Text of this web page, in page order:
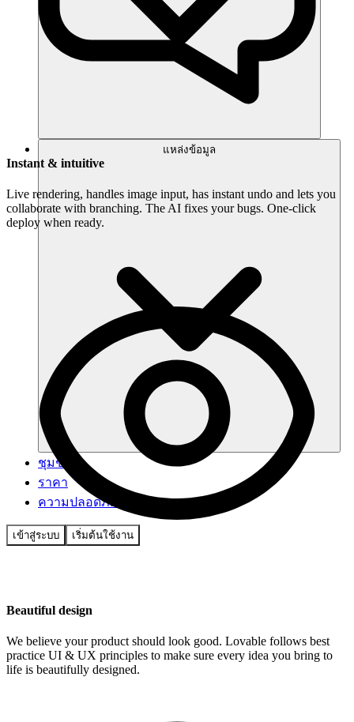
แหล่งข้อมูล
ชุมชน
ราคา
ความปลอดภัย
เข้าสู่ระบบ เริ่มต้นใช้งาน
Instant & intuitive
Live rendering, handles image input, has instant undo and lets you
collaborate with branching. The AI fixes your bugs. One-click
deploy when ready.
Beautiful design
We believe your product should look good. Lovable follows best
practice UI & UX principles to make sure every idea you bring to
life is beautifully designed.